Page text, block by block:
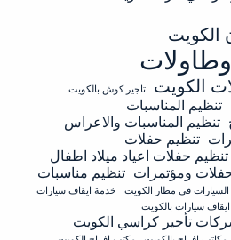
الكويت
الكويت
تاجير كوش بالكويت
تنظيم المناسبات
تنظيم المناسبات والاعراس
تنظيم حفلات
تنظيم حفلات اعياد ميلاد اطفال
ومؤتمرات تنظيم مناسبات
في مطار الكويت
خدمة ايقاف سيارات
سيارات بالكويت
تأجير كراسي الكويت